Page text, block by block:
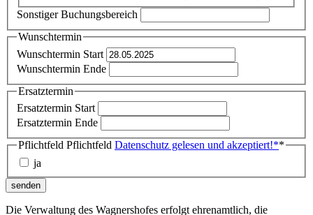
Sonstiger Buchungsbereich
Wunschtermin
Wunschtermin Start
Wunschtermin Ende
Ersatztermin
Ersatztermin Start
Ersatztermin Ende
Pflichtfeld Pflichtfeld Datenschutz gelesen und akzeptiert!**
ja
senden
Die Verwaltung des Wagnershofes erfolgt ehrenamtlich, die